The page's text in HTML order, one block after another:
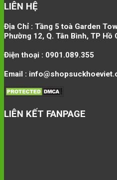
LIÊN HỆ
Địa Chỉ : Tầng 5 toà Garden
Phường 12, Q. Tân Bình, TP Hồ
Điện thoại : 0901.089.355
Email :
LIÊN KẾT FANPAGE